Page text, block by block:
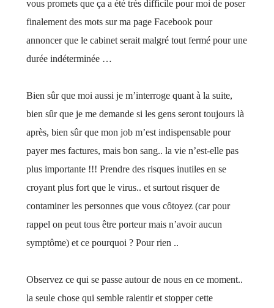
vous promets que ça a été très difficile pour moi de poser
finalement des mots sur ma page Facebook pour
annoncer que le cabinet serait malgré tout fermé pour une
durée indéterminée …
Bien sûr que moi aussi je m’interroge quant à la suite,
bien sûr que je me demande si les gens seront toujours là
après, bien sûr que mon job m’est indispensable pour
payer mes factures, mais bon sang.. la vie n’est-elle pas
plus importante !!! Prendre des risques inutiles en se
croyant plus fort que le virus.. et surtout risquer de
contaminer les personnes que vous côtoyez (car pour
rappel on peut tous être porteur mais n’avoir aucun
symptôme) et ce pourquoi ? Pour rien ..
Observez ce qui se passe autour de nous en ce moment..
la seule chose qui semble ralentir et stopper cette